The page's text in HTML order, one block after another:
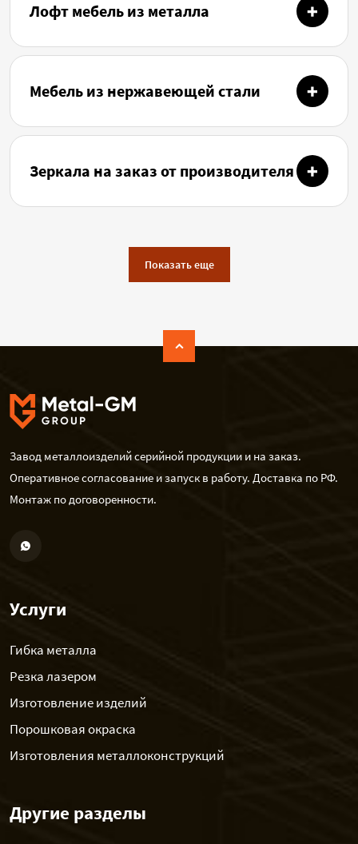
Лофт мебель из металла
Мебель из нержавеющей стали
Зеркала на заказ от производителя
Показать еще
Завод металлоизделий серийной продукции и на заказ.
Оперативное согласование и запуск в работу. Доставка по РФ.
Монтаж по договоренности.
Услуги
Гибка металла
Резка лазером
Изготовление изделий
Порошковая окраска
Изготовления металлоконструкций
Другие разделы